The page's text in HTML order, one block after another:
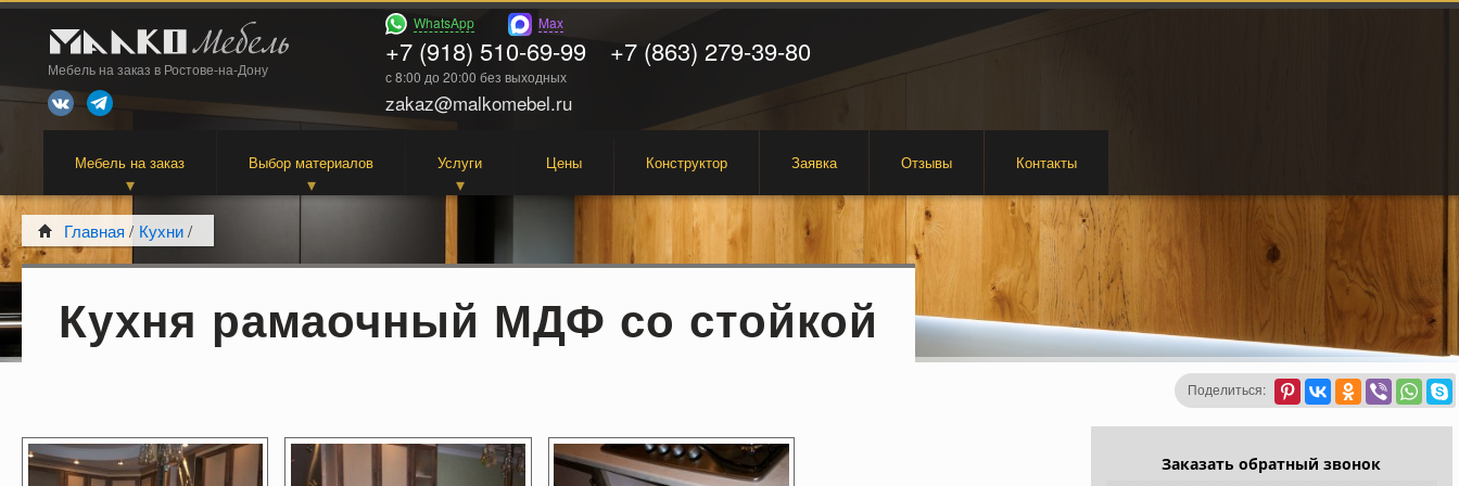
Мебель на заказ в Ростове-на-Дону
WhatsApp Max
+7 (918) 510-69-99 +7 (863) 279-39-80
с 8:00 до 20:00 без выходных
zakaz@malkomebel.ru
Мебель на заказ Выбор материалов Услуги Цены Конструктор Заявка Отзывы Контакты
Главная / Кухни/
Кухня рамаочный МДФ со стойкой
Поделиться:
Заказать обратный звонок